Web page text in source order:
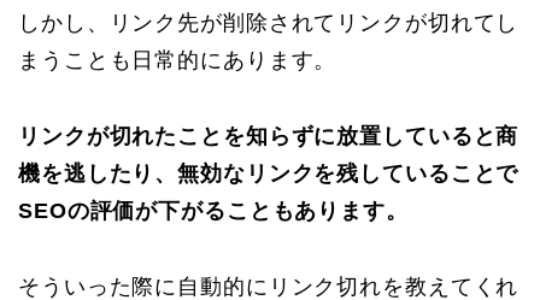
しかし、リンク先が削除されてリンクが切れてし
まうことも日常的にあります。
リンクが切れたことを知らずに放置していると商
機を逃したり、無効なリンクを残していることで
SEOの評価が下がることもあります。
そういった際に自動的にリンク切れを教えてくれ